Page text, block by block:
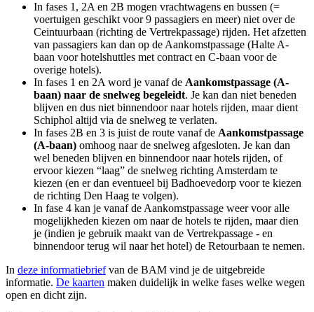
In fases 1, 2A en 2B mogen vrachtwagens en bussen (=
voertuigen geschikt voor 9 passagiers en meer) niet over de
Ceintuurbaan (richting de Vertrekpassage) rijden. Het afzetten
van passagiers kan dan op de Aankomstpassage (Halte A-
baan voor hotelshuttles met contract en C-baan voor de
overige hotels).
In fases 1 en 2A word je vanaf de Aankomstpassage (A-
baan) naar de snelweg begeleidt. Je kan dan niet beneden
blijven en dus niet binnendoor naar hotels rijden, maar dient
Schiphol altijd via de snelweg te verlaten.
In fases 2B en 3 is juist de route vanaf de Aankomstpassage
(A-baan) omhoog naar de snelweg afgesloten. Je kan dan
wel beneden blijven en binnendoor naar hotels rijden, of
ervoor kiezen “laag” de snelweg richting Amsterdam te
kiezen (en er dan eventueel bij Badhoevedorp voor te kiezen
de richting Den Haag te volgen).
In fase 4 kan je vanaf de Aankomstpassage weer voor alle
mogelijkheden kiezen om naar de hotels te rijden, maar dien
je (indien je gebruik maakt van de Vertrekpassage - en
binnendoor terug wil naar het hotel) de Retourbaan te nemen.
In deze informatiebriefvan de BAM vind je de uitgebreide
informatie. De kaarten maken duidelijk in welke fases welke wegen
open en dicht zijn.